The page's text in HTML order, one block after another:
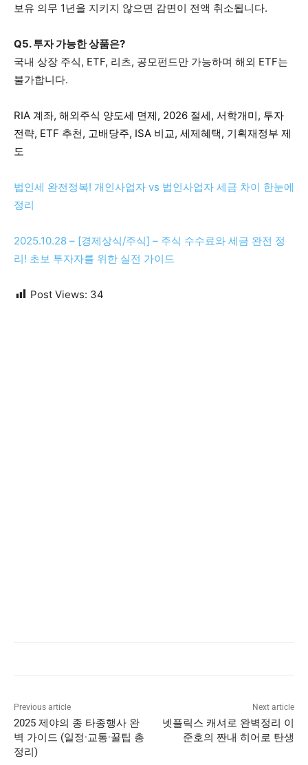
보유 의무 1년을 지키지 않으면 감면이 전액 취소됩니다.
Q5. 투자 가능한 상품은?
국내 상장 주식, ETF, 리츠, 공모펀드만 가능하며 해외 ETF는
불가합니다.
RIA 계좌, 해외주식 양도세 면제, 2026 절세, 서학개미, 투자
전략, ETF 추천, 고배당주, ISA 비교, 세제혜택, 기획재정부 제
도
법인세 완전정복! 개인사업자 vs 법인사업자 세금 차이 한눈에
정리
2025.10.28 – [경제상식/주식] – 주식 수수료와 세금 완전 정
리! 초보 투자자를 위한 실전 가이드
Post Views: 34
Previous article
2025 제야의 종 타종행사 완
벽 가이드 (일정·교통·꿀팁 총
정리)
Next article
넷플릭스 캐셔로 완벽정리 이
준호의 짠내 히어로 탄생